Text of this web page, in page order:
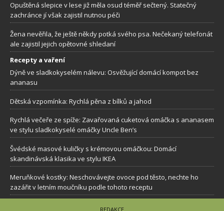
Opuštěná slepice v lese již měla osud téměř sečtený. Statečný
zachránce jí však zajistil nutnou péči
Žena nevěřila, že ještě někdy potká svého psa. Nečekaný telefonát
ale zajistil jejich opětovné shledaní
Recepty a vaření
Dýně ve sladkokyselém nálevu: Osvěžující domácí kompot bez
ananasu
Dětská vzpomínka: Rychlá pěna z bílků a jahod
Rychlá večeře ze spíže: Zavařovaná cuketová omáčka s ananasem
ve stylu sladkokyselé omáčky Uncle Ben’s
Švédské masové kuličky s krémovou omáčkou: Domácí
skandinávská klasika ve stylu IKEA
Meruňkové kostky: Neschovávejte ovoce pod těsto, nechte ho
zazářit v letním moučníku podle tohoto receptu
REDAKCE